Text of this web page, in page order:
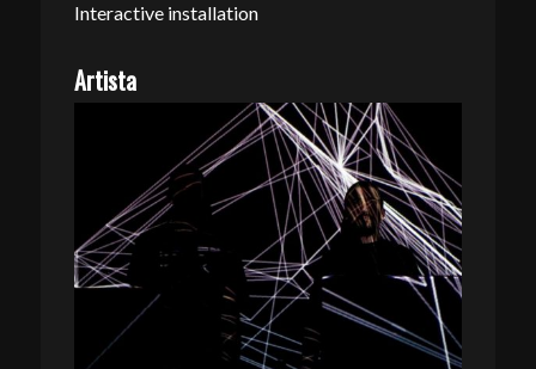
Interactive installation
Artista